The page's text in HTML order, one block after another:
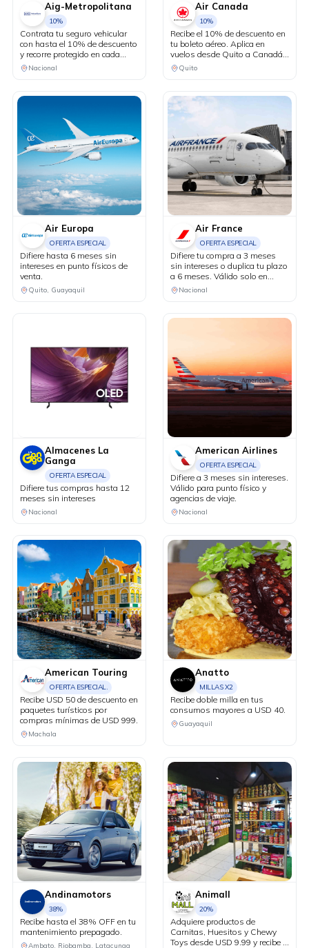
Aig-Metropolitana
10%
Contrata tu seguro vehicular
con hasta el 10% de descuento
y recorre protegido en cada
kilómetro. Adicionalmente,
recibe una revisión vehicular
matriculación de tu auto sin
Nacional
Air Canada
10%
Recibe el 10% de descuento en
tu boleto aéreo. Aplica en
vuelos desde Quito a Canadá y
Estados Unidos en conexión
vía Bogotá.
Quito
Air Europa
OFERTA ESPECIAL
Difiere hasta 6 meses sin
intereses en punto físicos de
venta.
Quito, Guayaquil
Air France
OFERTA ESPECIAL
Difiere tu compra a 3 meses
sin intereses o duplica tu plazo
a 6 meses. Válido solo en
puntos de venta físicos y
agencias de viaje.
Nacional
Almacenes La
Ganga
OFERTA ESPECIAL
Difiere tus compras hasta 12
meses sin intereses
Nacional
American Airlines
OFERTA ESPECIAL
Difiere a 3 meses sin intereses.
Válido para punto físico y
agencias de viaje.
Nacional
American Touring
OFERTA ESPECIAL.
Recibe USD 50 de descuento en
paquetes turísticos por
compras mínimas de USD 999.
Machala
Anatto
MILLAS X2
Recibe doble milla en tus
consumos mayores a USD 40.
Guayaquil
Andinamotors
38%
Recibe hasta el 38% OFF en tu
mantenimiento prepagado.
Ambato, Riobamba, Latacunga
Animall
20%
Adquiere productos de
Carnitas, Huesitos y Chewy
Toys desde USD 9.99 y recibe el